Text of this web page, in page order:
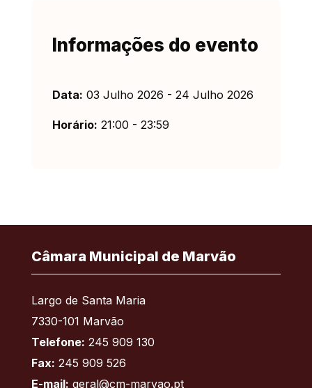
Informações do evento
Data: 03 Julho 2026 - 24 Julho 2026
Horário: 21:00 - 23:59
Câmara Municipal de Marvão
Largo de Santa Maria
7330-101 Marvão
Telefone: 245 909 130
Fax: 245 909 526
E-mail: geral@cm-marvao.pt